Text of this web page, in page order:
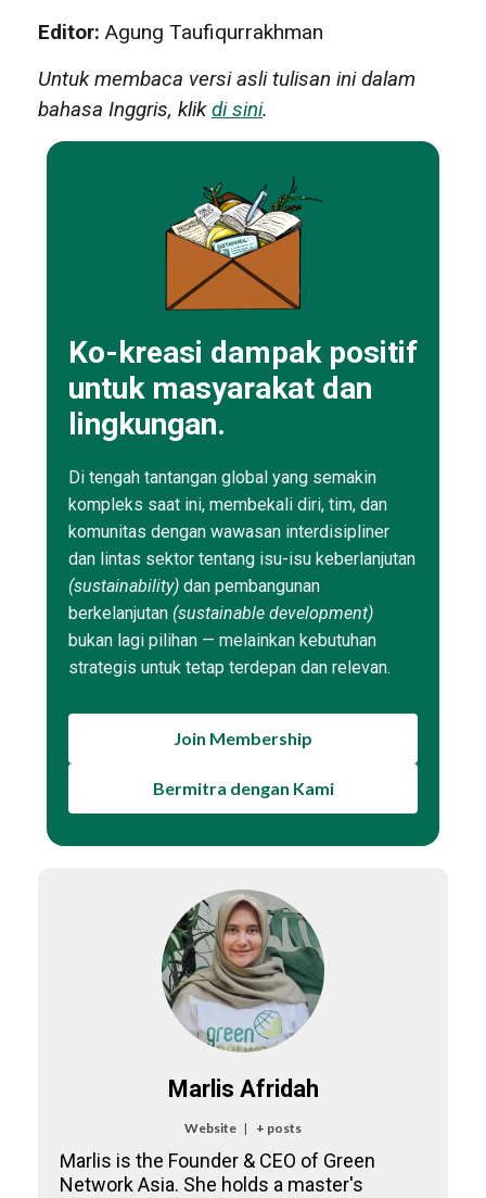
Editor: Agung Taufiqurrakhman
Untuk membaca versi asli tulisan ini dalam
bahasa Inggris, klik di sini.
Ko-kreasi dampak positif
untuk masyarakat dan
lingkungan.
Di tengah tantangan global yang semakin
kompleks saat ini, membekali diri, tim, dan
komunitas dengan wawasan interdisipliner
dan lintas sektor tentang isu-isu keberlanjutan
(sustainability) dan pembangunan
berkelanjutan (sustainable development)
bukan lagi pilihan — melainkan kebutuhan
strategis untuk tetap terdepan dan relevan.
Join Membership
Bermitra dengan Kami
Marlis Afridah
Website | + posts
Marlis is the Founder & CEO of Green
Network Asia. She holds a master's